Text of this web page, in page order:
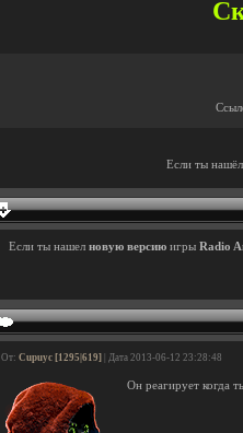
Если ты
Если ты нашел новую версию игры Radio
От: Cupuyc [1295|619] | Дата 2013-06-12 23:28:48
Он реагирует когда